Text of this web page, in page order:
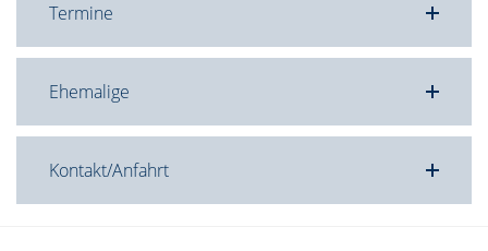
Termine
Ehemalige
Kontakt/Anfahrt